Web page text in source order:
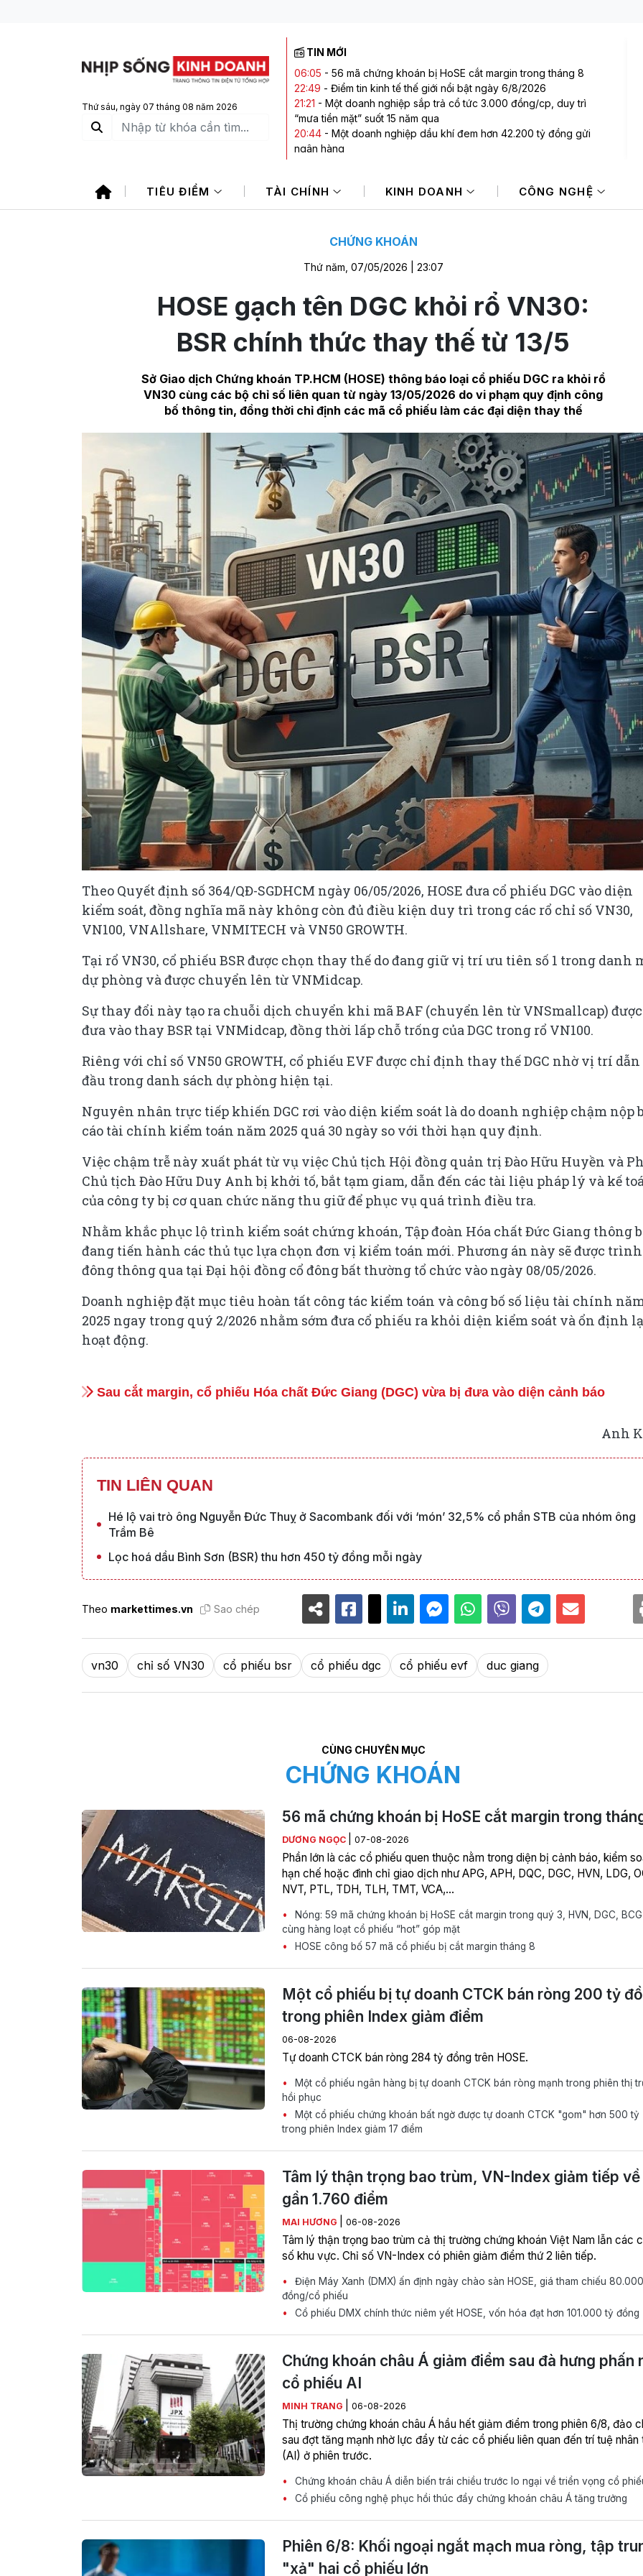
Thứ sáu, ngày 07 tháng 08 năm 2026
TIN MỚI
06:05 - 56 mã chứng khoán bị HoSE cắt margin trong tháng 8
22:49 - Điểm tin kinh tế thế giới nổi bật ngày 6/8/2026
21:21 - Một doanh nghiệp sắp trả cổ tức 3.000 đồng/cp, duy trì
“mưa tiền mặt” suốt 15 năm qua
20:44 - Một doanh nghiệp dầu khí đem hơn 42.200 tỷ đồng gửi
ngân hàng
19:15-Bất ngờ: Huấn Hoa Hồng từng là Chủ tịch công ty bất động
sản với slogan nổi tiếng “có làm thì mới có ăn”
TIÊU ĐIỂM TÀI CHÍNH KINH DOANH CÔNG NGHỆ
CHỨNG KHOÁN
Thứ năm, 07/05/2026 | 23:07
HOSE gạch tên DGC khỏi rổ VN30:
BSR chính thức thay thế từ 13/5
Sở Giao dịch Chứng khoán TP.HCM (HOSE) thông báo loại cổ phiếu DGC ra khỏi rổ
VN30 cùng các bộ chỉ số liên quan từ ngày 13/05/2026 do vi phạm quy định công
bố thông tin, đồng thời chỉ định các mã cổ phiếu làm các đại diện thay thế
Theo Quyết định số 364/QĐ-SGDHCM ngày 06/05/2026, HOSE đưa cổ phiếu DGC vào diện
kiểm soát, đồng nghĩa mã này không còn đủ điều kiện duy trì trong các rổ chỉ số VN30,
VN100, VNAllshare, VNMITECH và VN50 GROWTH.
Tại rổ VN30, cổ phiếu BSR được chọn thay thế do đang giữ vị trí ưu tiên số 1 trong danh
dự phòng và được chuyển lên từ VNMidcap.
Sự thay đổi này tạo ra chuỗi dịch chuyển khi mã BAF (chuyển lên từ VNSmallcap) được
đưa vào thay BSR tại VNMidcap, đồng thời lấp chỗ trống của DGC trong rổ VN100.
Riêng với chỉ số VN50 GROWTH, cổ phiếu EVF được chỉ định thay thế DGC nhờ vị trí dẫn
đầu trong danh sách dự phòng hiện tại.
Nguyên nhân trực tiếp khiến DGC rơi vào diện kiểm soát là do doanh nghiệp chậm nộp
cáo tài chính kiểm toán năm 2025 quá 30 ngày so với thời hạn quy định.
Việc chậm trễ này xuất phát từ vụ việc Chủ tịch Hội đồng quản trị Đào Hữu Huyền và
Chủ tịch Đào Hữu Duy Anh bị khởi tố, bắt tạm giam, dẫn đến các tài liệu pháp lý và kế
của công ty bị cơ quan chức năng thu giữ để phục vụ quá trình điều tra.
Nhằm khắc phục lộ trình kiểm soát chứng khoán, Tập đoàn Hóa chất Đức Giang thông
đang tiến hành các thủ tục lựa chọn đơn vị kiểm toán mới. Phương án này sẽ được
đông thông qua tại Đại hội đồng cổ đông bất thường tổ chức vào ngày 08/05/2026.
Doanh nghiệp đặt mục tiêu hoàn tất công tác kiểm toán và công bố số liệu tài chính
2025 ngay trong quý 2/2026 nhằm sớm đưa cổ phiếu ra khỏi diện kiểm soát và ổn định
hoạt động.
Sau cắt margin, cổ phiếu Hóa chất Đức Giang (DGC) vừa bị đưa vào diện cảnh báo
Anh
TIN LIÊN QUAN
Hé lộ vai trò ông Nguyễn Đức Thuỵ ở Sacombank đối với ‘món’ 32,5% cổ phần STB của nhóm ông
Trầm Bê
Lọc hoá dầu Bình Sơn (BSR) thu hơn 450 tỷ đồng mỗi ngày
Theo markettimes.vn Sao chép
vn30 chỉ số VN30 cổ phiếu bsr cổ phiếu dgc cổ phiếu evf duc giang
CÙNG CHUYÊN MỤC
CHỨNG KHOÁN
56 mã chứng khoán bị HoSE cắt margin trong
DƯƠNG NGỌC 07-08-2026
Phần lớn là các cổ phiếu quen thuộc nằm trong diện bị cảnh báo, kiểm
hạn chế hoặc đình chỉ giao dịch như APG, APH, DQC, DGC, HVN, LDG,
NVT, PTL, TDH, TLH, TMT, VCA,…
Nóng: 59 mã chứng khoán bị HoSE cắt margin trong quý 3, HVN, DGC, BCG
cùng hàng loạt cổ phiếu “hot” góp mặt
HOSE công bố 57 mã cổ phiếu bị cắt margin tháng 8
Một cổ phiếu bị tự doanh CTCK bán ròng 200 tỷ
trong phiên Index giảm điểm
06-08-2026
Tự doanh CTCK bán ròng 284 tỷ đồng trên HOSE.
Một cổ phiếu ngân hàng bị tự doanh CTCK bán ròng mạnh trong phiên thị
hồi phục
Một cổ phiếu chứng khoán bất ngờ được tự doanh CTCK "gom" hơn 500 tỷ
trong phiên Index giảm 17 điểm
Tâm lý thận trọng bao trùm, VN-Index giảm tiếp về
gần 1.760 điểm
MAI HƯƠNG 06-08-2026
Tâm lý thận trọng bao trùm cả thị trường chứng khoán Việt Nam lẫn các
số khu vực. Chỉ số VN-Index có phiên giảm điểm thứ 2 liên tiếp.
Điện Máy Xanh (DMX) ấn định ngày chào sàn HOSE, giá tham chiếu 80.000
đồng/cổ phiếu
Cổ phiếu DMX chính thức niêm yết HOSE, vốn hóa đạt hơn 101.000 tỷ đồng
Chứng khoán châu Á giảm điểm sau đà hưng phấn
cổ phiếu AI
MINH TRANG 06-08-2026
Thị trường chứng khoán châu Á hầu hết giảm điểm trong phiên 6/8, đảo
sau đợt tăng mạnh nhờ lực đẩy từ các cổ phiếu liên quan đến trí tuệ nhân
(AI) ở phiên trước.
Chứng khoán châu Á diễn biến trái chiều trước lo ngại về triển vọng cổ
Cổ phiếu công nghệ phục hồi thúc đẩy chứng khoán châu Á tăng trưởng
Phiên 6/8: Khối ngoại ngắt mạch mua ròng, tập
"xả" hai cổ phiếu lớn